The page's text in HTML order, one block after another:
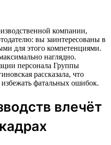
компании,
вы заинтересованы в
для этого компетенциями.
наглядно.
персонала Группы
рассказала, что
фатальных ошибок.
влечёт